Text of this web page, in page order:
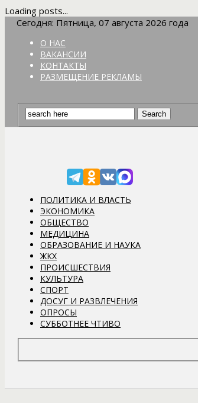
Loading posts...
Сегодня: Пятница, 07 августа 2026 года
О НАС
ВАКАНСИИ
КОНТАКТЫ
РАЗМЕЩЕНИЕ РЕКЛАМЫ
ПОЛИТИКА И ВЛАСТЬ
ЭКОНОМИКА
ОБЩЕСТВО
МЕДИЦИНА
ОБРАЗОВАНИЕ И НАУКА
ЖКХ
ПРОИСШЕСТВИЯ
КУЛЬТУРА
СПОРТ
ДОСУГ И РАЗВЛЕЧЕНИЯ
ОПРОСЫ
СУББОТНЕЕ ЧТИВО